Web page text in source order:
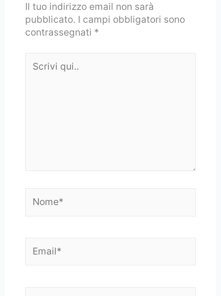
Il tuo indirizzo email non sarà
pubblicato. I campi obbligatori sono
contrassegnati *
qui..